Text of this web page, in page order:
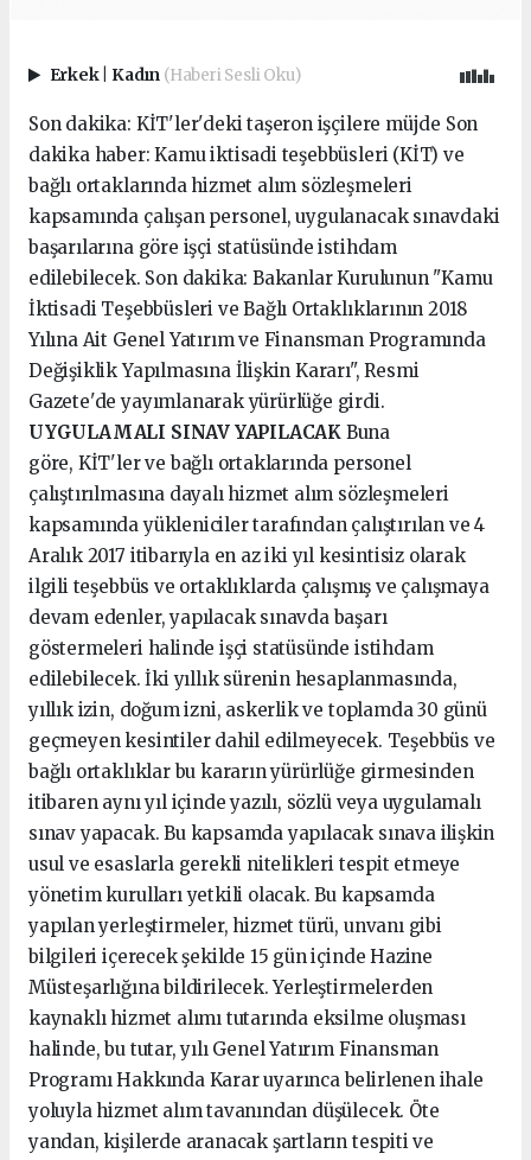
Erkek Kadın (Haberi Sesli Oku)
Son dakika: KİT'ler'deki taşeron işçilere müjde Son
dakika haber: Kamu iktisadi teşebbüsleri (KİT) ve
bağlı ortaklarında hizmet alım sözleşmeleri
kapsamında çalışan personel, uygulanacak sınavdaki
başarılarına göre işçi statüsünde istihdam
edilebilecek. Son dakika: Bakanlar Kurulunun "Kamu
İktisadi Teşebbüsleri ve Bağlı Ortaklıklarının 2018
Yılına Ait Genel Yatırım ve Finansman Programında
Değişiklik Yapılmasına İlişkin Kararı", Resmi
Gazete'de yayımlanarak yürürlüğe girdi.
UYGULAMALI SINAV YAPILACAK Buna
göre, KİT'ler ve bağlı ortaklarında personel
çalıştırılmasına dayalı hizmet alım sözleşmeleri
kapsamında yükleniciler tarafından çalıştırılan ve 4
Aralık 2017 itibarıyla en az iki yıl kesintisiz olarak
ilgili teşebbüs ve ortaklıklarda çalışmış ve çalışmaya
devam edenler, yapılacak sınavda başarı
göstermeleri halinde işçi statüsünde istihdam
edilebilecek. İki yıllık sürenin hesaplanmasında,
yıllık izin, doğum izni, askerlik ve toplamda 30 günü
geçmeyen kesintiler dahil edilmeyecek. Teşebbüs ve
bağlı ortaklıklar bu kararın yürürlüğe girmesinden
itibaren aynı yıl içinde yazılı, sözlü veya uygulamalı
sınav yapacak. Bu kapsamda yapılacak sınava ilişkin
usul ve esaslarla gerekli nitelikleri tespit etmeye
yönetim kurulları yetkili olacak. Bu kapsamda
yapılan yerleştirmeler, hizmet türü, unvanı gibi
bilgileri içerecek şekilde 15 gün içinde Hazine
Müsteşarlığına bildirilecek. Yerleştirmelerden
kaynaklı hizmet alımı tutarında eksilme oluşması
halinde, bu tutar, yılı Genel Yatırım Finansman
Programı Hakkında Karar uyarınca belirlenen ihale
yoluyla hizmet alım tavanından düşülecek. Öte
yandan, kişilerde aranacak şartların tespiti ve